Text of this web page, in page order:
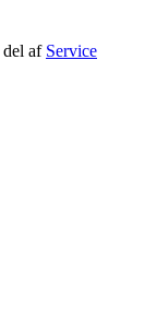
af Service